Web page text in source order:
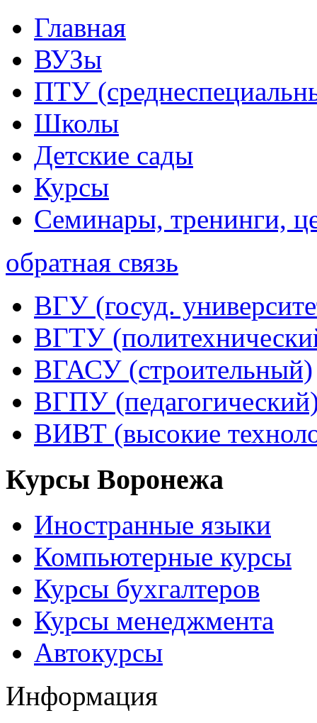
Главная
ВУЗы
ПТУ
Школы
Детские сады
Курсы
Семинары, тренинги,
обратная связь
ВГУ (госуд.
ВГТУ
ВГАСУ (строительный)
ВГПУ
ВИВТ (высокие
Курсы Воронежа
Иностранные языки
Компьютерные курсы
Курсы бухгалтеров
Курсы менеджмента
Автокурсы
Информация